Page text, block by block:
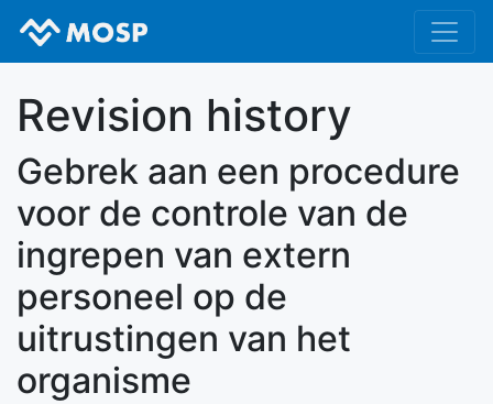
Revision history
Gebrek aan een procedure
voor de controle van de
ingrepen van extern
personeel op de
uitrustingen van het
organisme